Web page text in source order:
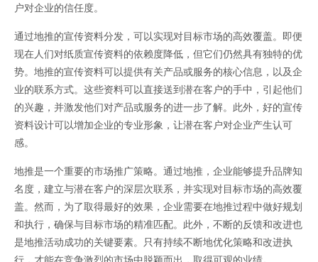
户对企业的信任度。
通过地推的宣传资料分发，可以实现对目标市场的高效覆盖。即便
现在人们对纸质宣传资料的依赖度降低，但它们仍然具有独特的优
势。地推的宣传资料可以提供有关产品或服务的核心信息，以及企
业的联系方式。这些资料可以直接送到潜在客户的手中，引起他们
的兴趣，并激发他们对产品或服务的进一步了解。此外，好的宣传
资料设计可以增加企业的专业形象，让潜在客户对企业产生认可
感。
地推是一个重要的市场推广策略。通过地推，企业能够提升品牌知
名度，建立与潜在客户的深层次联系，并实现对目标市场的高效覆
盖。然而，为了取得最好的效果，企业需要在地推过程中做好规划
和执行，确保与目标市场的精准匹配。此外，不断的反馈和改进也
是地推活动成功的关键要素。只有持续不断地优化策略和改进执